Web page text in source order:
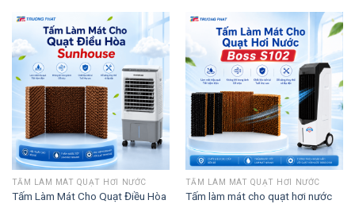
TẤM LÀM MÁT QUẠT HƠI NƯỚC
Tấm Làm Mát Cho Quạt Điều Hòa
TẤM LÀM MÁT QUẠT HƠI NƯỚC
Tấm làm mát cho quạt hơi nước